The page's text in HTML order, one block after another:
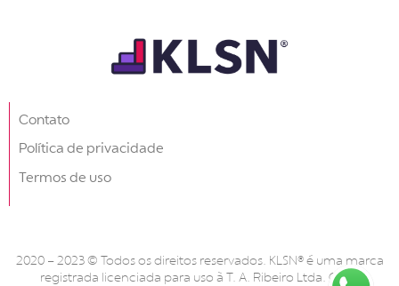
Contato
Política de privacidade
Termos de uso
2020 – 2023 © Todos os direitos reservados. KLSN® é uma marca
registrada licenciada para uso à T. A. Ribeiro Ltda. CNPJ